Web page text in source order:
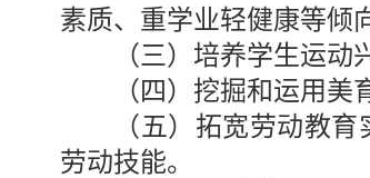
素质、重学业轻健康等倾
（三）培养学生运
（四）挖掘和运用
（五）拓宽劳动教
劳动技能。